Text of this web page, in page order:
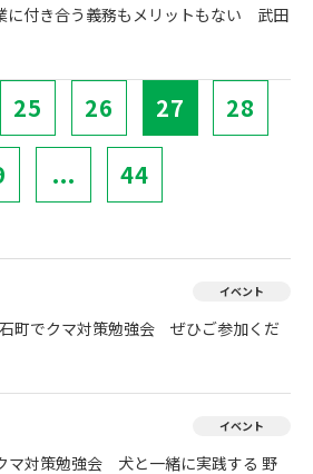
に付き合う義務もメリットもない 武田
25 26 27 28
... 44
イベント
町でクマ対策勉強会 ぜひご参加くだ
イベント
マ対策勉強会 犬と一緒に実践する 野